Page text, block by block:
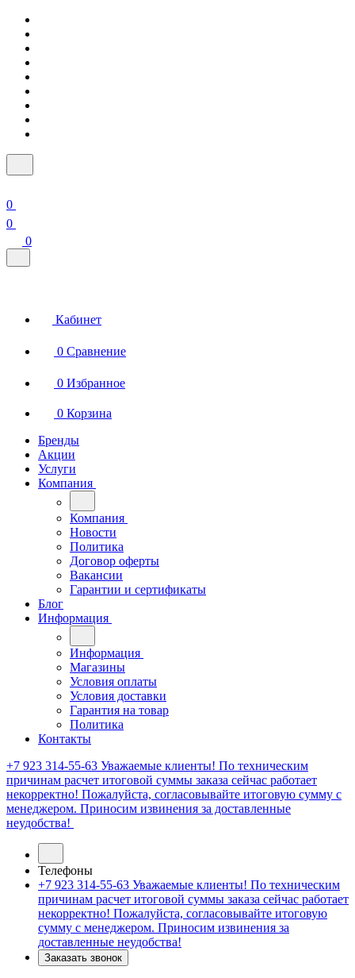
0
0
0
Кабинет
0 Сравнение
0 Избранное
0 Корзина
Бренды
Акции
Услуги
Компания
Компания
Новости
Политика
Договор оферты
Вакансии
Гарантии и сертификаты
Блог
Информация
Информация
Магазины
Условия оплаты
Условия доставки
Гарантия на товар
Политика
Контакты
+7 923 314-55-63 Уважаемые клиенты! По техническим
причинам расчет итоговой суммы заказа сейчас работает
некорректно! Пожалуйста, согласовывайте итоговую сумму с
менеджером. Приносим извинения за доставленные
неудобства!
Телефоны
+7 923 314-55-63 Уважаемые клиенты! По техническим
причинам расчет итоговой суммы заказа сейчас работает
некорректно! Пожалуйста, согласовывайте итоговую
сумму с менеджером. Приносим извинения за
доставленные неудобства!
Заказать звонок